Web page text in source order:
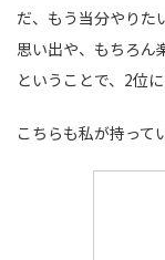
だ、もう当分やりた
思い出や、もちろん
ということで、2位
こちらも私が持って